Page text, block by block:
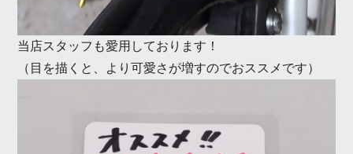
当店スタッフも愛用しております！
（目を描くと、より可愛さが増すのでおススメです）